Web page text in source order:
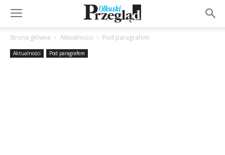
Strona główna Aktualności Pod paragrafem
Aktualności Pod paragrafem